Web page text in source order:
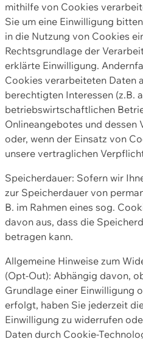
mithilfe von Cookies
Sie um eine Einwilligung
in die Nutzung von Cookies
Rechtsgrundlage der
erklärte Einwilligung.
Cookies verarbeiteten Daten
berechtigten Interessen (z.B.
betriebswirtschaftlichen
Onlineangebotes und dessen
oder, wenn der Einsatz von
unsere vertraglichen
Speicherdauer: Sofern wir
zur Speicherdauer von
B. im Rahmen eines sog.
davon aus, dass die
betragen kann.
Allgemeine Hinweise zum
(Opt-Out): Abhängig davon,
Grundlage einer Einwilligung
erfolgt, haben Sie jederzeit
Einwilligung zu widerrufen
Daten durch Cookie-